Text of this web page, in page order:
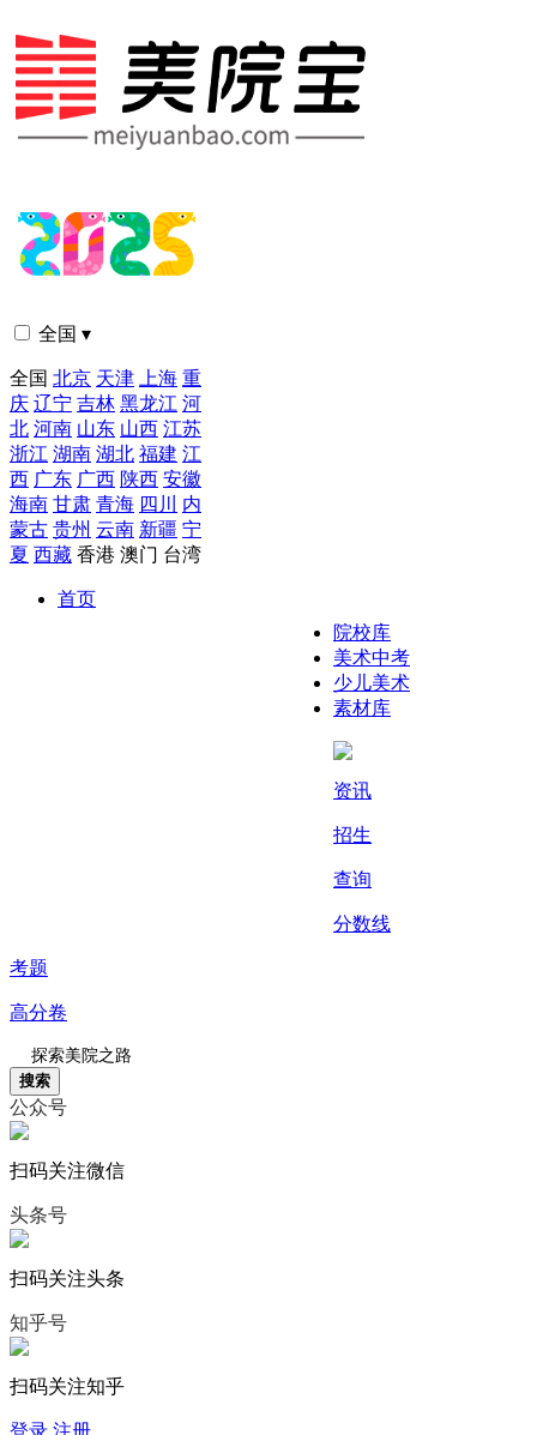
全国 ▾
全国 北京 天津 上海 重
庆 辽宁 吉林 黑龙江 河
北 河南 山东 山西 江苏
浙江 湖南 湖北 福建 江
西 广东 广西 陕西 安徽
海南 甘肃 青海 四川
内
蒙古 贵州 云南 新疆 宁
夏 西藏 香港 澳门 台湾
首页
院校库
美术中考
少儿美术
素材库
资讯
招生
查询
分数线
考题
高分卷
搜索
公众号
扫码关注微信
头条号
扫码关注头条
知乎号
扫码关注知乎
登录 注册